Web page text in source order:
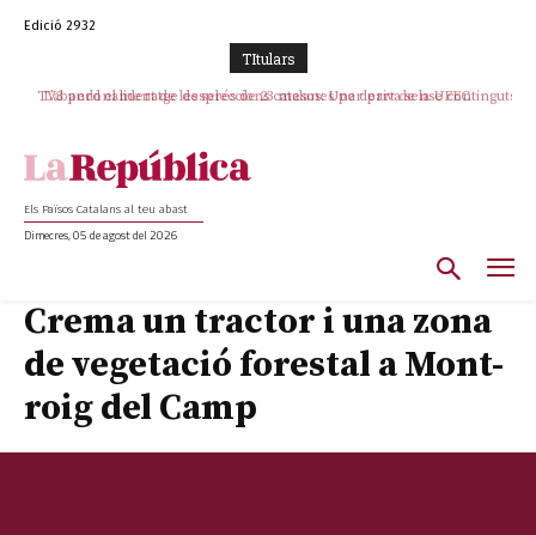
Edició 2932
TItulars
L’abandonament de les seleccions catalanes per part de la UFEC
TV3 perd el lideratge després de 23 mesos: Una deriva sense continguts i
Els Països Catalans al teu abast
Dimecres, 05 de agost del 2026
Crema un tractor i una zona
de vegetació forestal a Mont-
roig del Camp